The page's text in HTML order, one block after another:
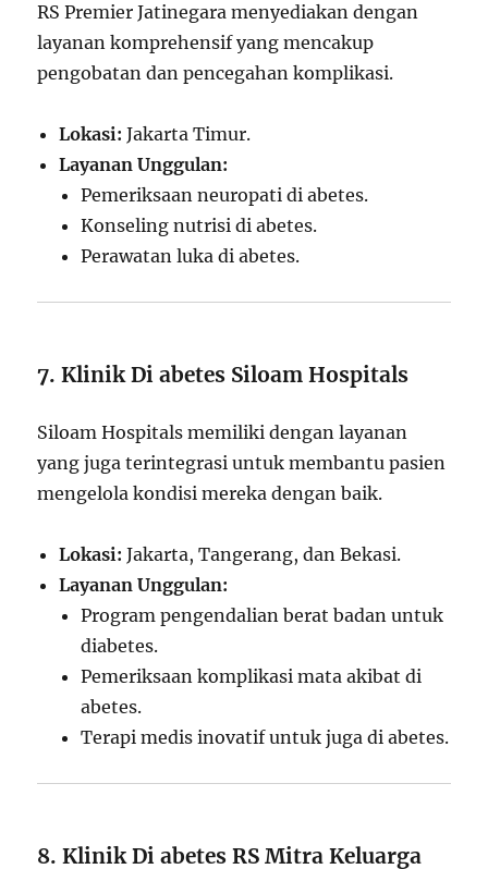
RS Premier Jatinegara menyediakan dengan
layanan komprehensif yang mencakup
pengobatan dan pencegahan komplikasi.
Lokasi: Jakarta Timur.
Layanan Unggulan:
Pemeriksaan neuropati di abetes.
Konseling nutrisi di abetes.
Perawatan luka di abetes.
7. Klinik Di abetes Siloam Hospitals
Siloam Hospitals memiliki dengan layanan
yang juga terintegrasi untuk membantu pasien
mengelola kondisi mereka dengan baik.
Lokasi: Jakarta, Tangerang, dan Bekasi.
Layanan Unggulan:
Program pengendalian berat badan untuk
diabetes.
Pemeriksaan komplikasi mata akibat di
abetes.
Terapi medis inovatif untuk juga di abetes.
8. Klinik Di abetes RS Mitra Keluarga